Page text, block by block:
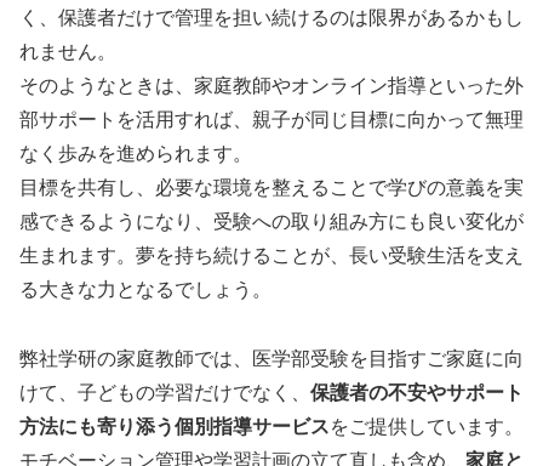
く、保護者だけで管理を担い続けるのは限界があるかもし
れません。
そのようなときは、家庭教師やオンライン指導といった外
部サポートを活用すれば、親子が同じ目標に向かって無理
なく歩みを進められます。
目標を共有し、必要な環境を整えることで学びの意義を実
感できるようになり、受験への取り組み方にも良い変化が
生まれます。夢を持ち続けることが、長い受験生活を支え
る大きな力となるでしょう。
弊社学研の家庭教師では、医学部受験を目指すご家庭に向
けて、子どもの学習だけでなく、 保護者の不安やサポート
方法にも寄り添う個別指導サービスをご提供しています。
モチベーション管理や学習計画の立て直しも含め、 家庭と